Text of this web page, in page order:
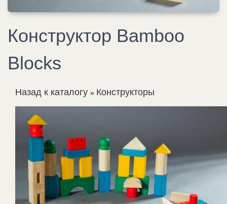
Конструктор Bamboo
Blocks
Назад к каталогу Конструкторы